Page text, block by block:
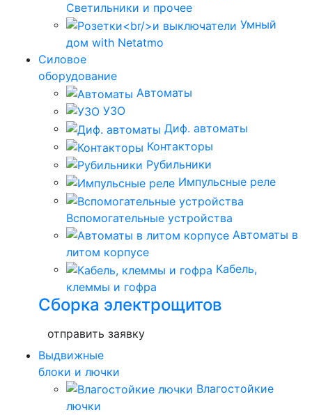
Светильники и прочее
Умный
дом with Netatmo
Силовое
оборудование
Автоматы
УЗО
Диф. автоматы
Контакторы
Рубильники
Импульсные реле
Вспомогательные устройства
Автоматы в
литом корпусе
Кабель,
клеммы и гофра
Сборка электрощитов
отправить заявку
Выдвижные
блоки и лючки
Влагостойкие
лючки